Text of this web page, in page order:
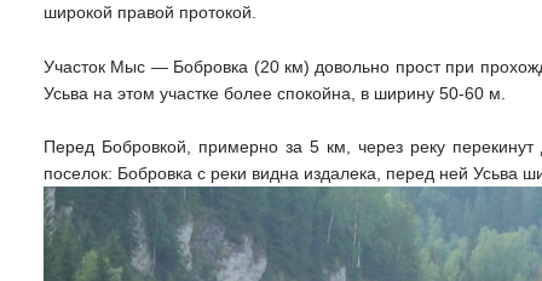
широкой правой протокой.
Участок Мыс — Бобровка (20 км) довольно прост при
Усьва на этом участке более спокойна, в ширину 50-60 м.
Перед Бобровкой, примерно за 5 км, через реку
поселок: Бобровка с реки видна издалека, перед ней Усьва